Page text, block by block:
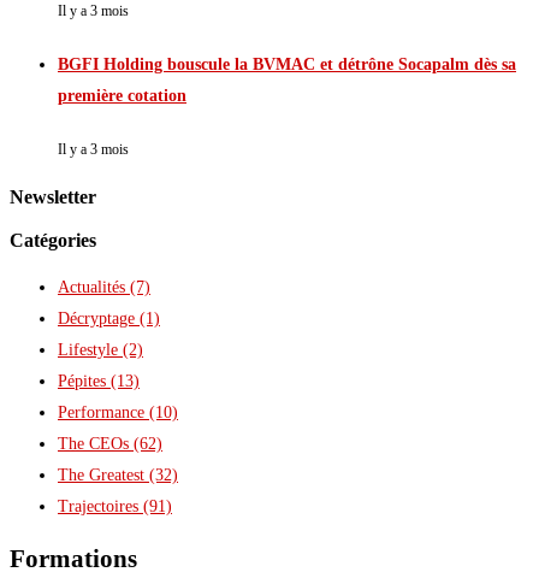
Il y a 3 mois
BGFI Holding bouscule la BVMAC et détrône Socapalm dès sa
première cotation
Il y a 3 mois
Newsletter
Catégories
Actualités (7)
Décryptage (1)
Lifestyle (2)
Pépites (13)
Performance (10)
The CEOs (62)
The Greatest (32)
Trajectoires (91)
Formations